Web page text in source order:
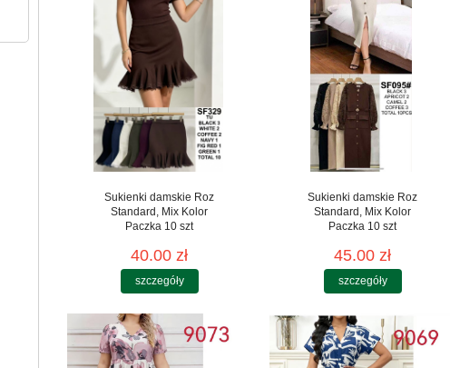
Sukienki damskie Roz
Standard, Mix Kolor
Paczka 10 szt
40.00 zł
szczegóły
Sukienki damskie Roz
Standard, Mix Kolor
Paczka 10 szt
45.00 zł
szczegóły